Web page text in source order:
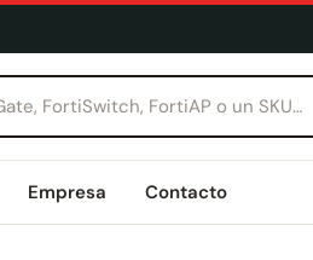
Empresa Contacto